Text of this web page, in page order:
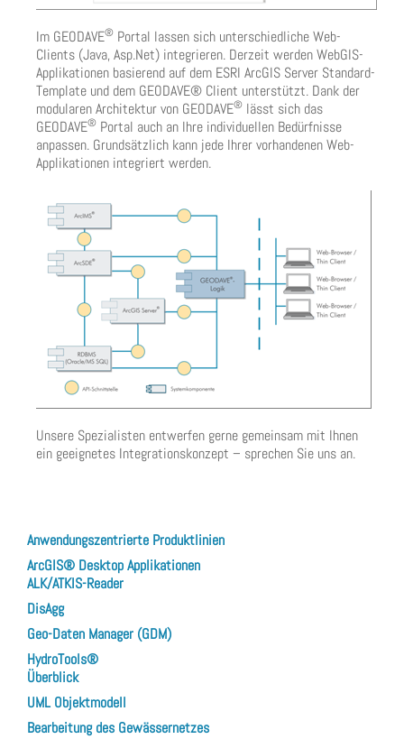
Im GEODAVE® Portal lassen sich unterschiedliche Web-
Clients (Java, Asp.Net) integrieren. Derzeit werden WebGIS-
Applikationen basierend auf dem ESRI ArcGIS Server Standard-
Template und dem GEODAVE® Client unterstützt. Dank der
modularen Architektur von GEODAVE® lässt sich das
GEODAVE® Portal auch an Ihre individuellen Bedürfnisse
anpassen. Grundsätzlich kann jede Ihrer vorhandenen Web-
Applikationen integriert werden.
Unsere Spezialisten entwerfen gerne gemeinsam mit Ihnen
ein geeignetes Integrationskonzept – sprechen Sie uns an.
Anwendungszentrierte Produktlinien
ArcGIS® Desktop Applikationen
ALK/ATKIS-Reader
DisAgg
Geo-Daten Manager (GDM)
HydroTools®
Überblick
UML Objektmodell
Bearbeitung des Gewässernetzes